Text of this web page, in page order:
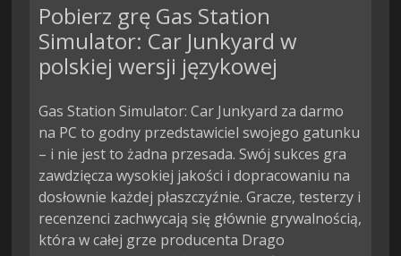
Pobierz grę Gas Station
Simulator: Car Junkyard w
polskiej wersji językowej
Gas Station Simulator: Car Junkyard za darmo
na PC to godny przedstawiciel swojego gatunku
– i nie jest to żadna przesada. Swój sukces gra
zawdzięcza wysokiej jakości i dopracowaniu na
dosłownie każdej płaszczyźnie. Gracze, testerzy i
recenzenci zachwycają się głównie grywalnością,
która w całej grze producenta Drago